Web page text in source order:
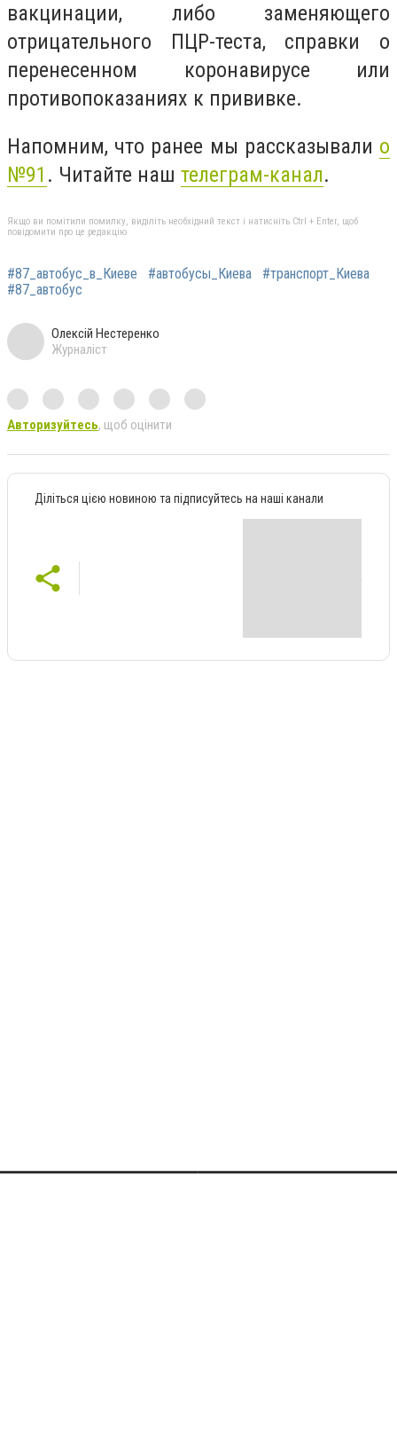
вакцинации, либо заменяющего
отрицательного ПЦР-теста, справки о
перенесенном коронавирусе или
противопоказаниях к прививке.
Напомним, что ранее мы рассказывали о
№91 . Читайте наш телеграм-канал.
Якщо ви помітили помилку, виділіть необхідний текст і натисніть Ctrl + Enter, щоб
повідомити про це редакцію
#87_автобус_в_Киеве #автобусы_Киева
#транспорт_Киева
#87_автобус
Олексій Нестеренко
Журналіст
Авторизуйтесь, щоб оцінити
Діліться цією новиною та підписуйтесь на наші канали